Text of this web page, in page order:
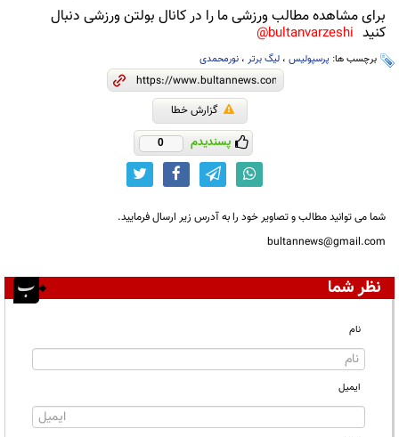
برای مشاهده مطالب ورزشی ما را در کانال بولتن ورزشی دنبال
کنید bultanvarzeshi@
برچسب ها: پرسپولیس ، لیگ برتر ، نورمحمدی
گزارش خطا
پسندیدم 0
شما می توانید مطالب و تصاویر خود را به آدرس زیر ارسال فرمایید.
bultannews@gmail.com
نظر شما
نام
ایمیل